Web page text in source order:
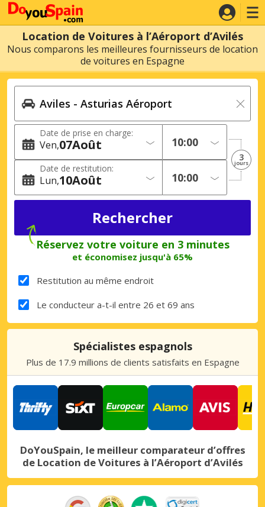
Location de Voitures à l’Aéroport d’Avilés
Nous comparons les meilleures fournisseurs de location
de voitures en Espagne
Date de prise en charge:
Ven 07Août
Date de restitution:
Lun 10Août
3
jours
Réservez votre voiture en 3 minutes
et économisez jusqu'à 65%
Restitution au même endroit
Le conducteur a-t-il entre 26 et 69 ans
Spécialistes espagnols
Plus de 17.9 millions de clients satisfaits en Espagne
DoYouSpain, le meilleur comparateur d’offres
de Location de Voitures à l’Aéroport d’Avilés